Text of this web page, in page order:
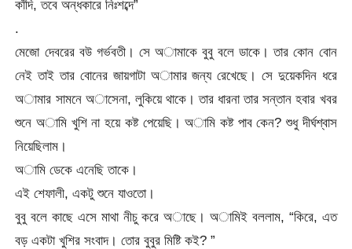
কাঁদি, তবে অন্ধকারে নিঃশব্দে”
.
মেজো দেবরের বউ গর্ভবতী। সে অামাকে বুবু বলে ডাকে। তার কোন বোন
নেই তাই তার বোনের জায়গাটা অামার জন্য রেখেছে। সে দুয়েকদিন ধরে
অামার সামনে অাসেনা, লুকিয়ে থাকে। তার ধারনা তার সন্তান হবার খবর
শুনে অামি খুশি না হয়ে কষ্ট পেয়েছি। অামি কষ্ট পাব কেন? শুধু দীর্ঘশ্বাস
নিয়েছিলাম।
অামি ডেকে এনেছি তাকে।
এই শেফালী, একটু শুনে যাওতো।
বুবু বলে কাছে এসে মাথা নীচু করে অাছে। অামিই বললাম, “কিরে, এত
বড় একটা খুশির সংবাদ। তোর বুবুর মিষ্টি কই? ”